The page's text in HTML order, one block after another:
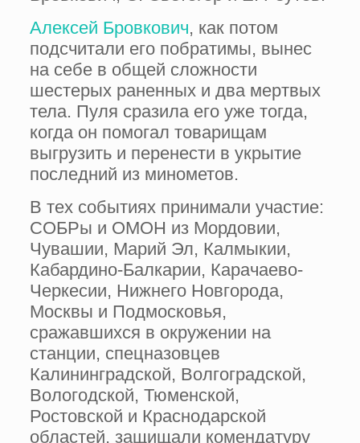
Алексей Бровкович, как потом
подсчитали его побратимы, вынес
на себе в общей сложности
шестерых раненных и два мертвых
тела. Пуля сразила его уже тогда,
когда он помогал товарищам
выгрузить и перенести в укрытие
последний из минометов.
В тех событиях принимали участие:
СОБРы и ОМОН из Мордовии,
Чувашии, Марий Эл, Калмыкии,
Кабардино-Балкарии, Карачаево-
Черкесии, Нижнего Новгорода,
Москвы и Подмосковья,
сражавшихся в окружении на
станции, спецназовцев
Калининградской, Волгоградской,
Вологодской, Тюменской,
Ростовской и Краснодарской
областей, защищали комендатуру